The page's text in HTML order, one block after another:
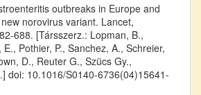
outbreaks in Europe and
norovirus variant. Lancet,
688. [Társszerz.: Lopman, B.,
Pothier, P., Sanchez, A., Schreier,
D., Reuter G., Szücs Gy.,
doi: 10.1016/S0140-6736(04)15641-